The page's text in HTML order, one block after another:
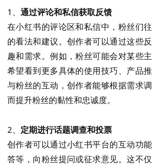
1、 通过评论和私信获取反馈
在小红书的评论区和私信中，粉丝们
的看法和建议。创作者可以通过这些
趣和需求。例如，粉丝可能会对某些
希望看到更多具体的使用技巧、产品
与粉丝的互动，创作者能够根据需求
而提升粉丝的黏性和忠诚度。
2、 定期进行话题调查和投票
创作者可以通过小红书平台的互动功
答等，向粉丝提问或征求意见。这不